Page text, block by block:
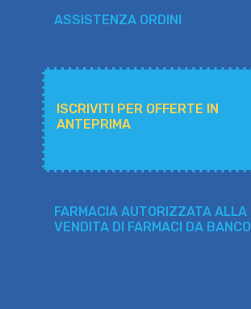
ASSISTENZA ORDINI
ISCRIVITI PER OFFERTE IN
ANTEPRIMA
FARMACIA AUTORIZZATA ALLA
VENDITA DI FARMACI DA BANCO